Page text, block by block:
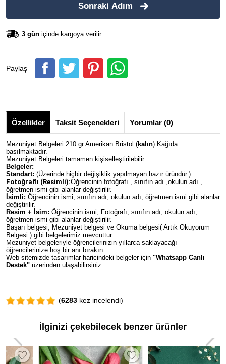
Sonraki Adım
3 gün içinde kargoya verilir.
Paylaş
Özellikler Taksit Seçenekleri Yorumlar (0)
Mezuniyet Belgeleri 210 gr Amerikan Bristol (kalın) Kağıda
basılmaktadır.
Mezuniyet Belgeleri tamamen kişiselleştirilebilir.
Belgeler:
Standart: (Üzerinde hiçbir değişiklik yapılmayan hazır üründür.)
Fotoğraflı (Resimli):Öğrencinin fotoğrafı , sınıfın adı ,okulun adı ,
öğretmen ismi gibi alanlar değiştirilir.
İsimli: Öğrencinin ismi, sınıfın adı, okulun adı, öğretmen ismi gibi alanlar
değiştirilir.
Resim + İsim: Öğrencinin ismi, Fotoğrafı, sınıfın adı, okulun adı,
öğretmen ismi gibi alanlar değiştirilir.
Başarı belgesi, Mezuniyet belgesi ve Okuma belgesi( Artık Okuyorum
Belgesi ) gibi belgelerimiz mevcuttur.
Mezuniyet belgeleriyle öğrencilerinizin yıllarca saklayacağı
öğrencilerinize hoş bir anı bırakın.
Web sitemizde tasarımlar haricindeki belgeler için "Whatsapp Canlı
Destek" üzerinden ulaşabilirsiniz.
(6283 kez incelendi)
İlginizi çekebilecek benzer ürünler